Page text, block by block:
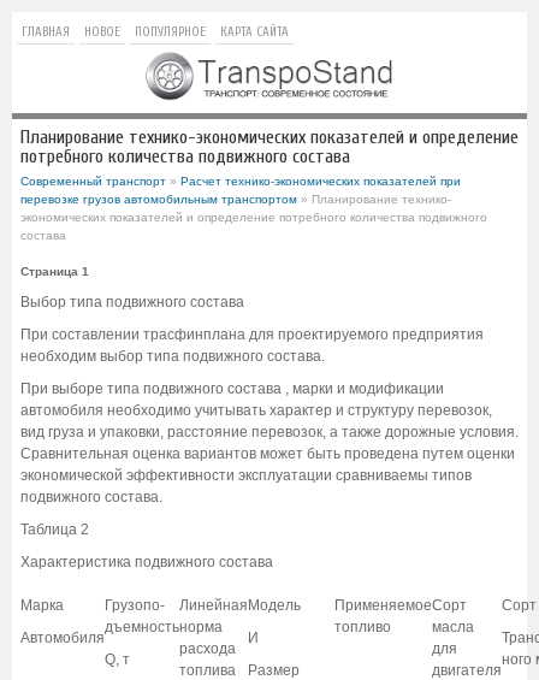
ГЛАВНАЯ НОВОЕ ПОПУЛЯРНОЕ КАРТА САЙТА
Планирование технико-экономических показателей и определение
потребного количества подвижного состава
Современный транспорт » Расчет технико-экономических показателей при
перевозке грузов автомобильным транспортом » Планирование технико-
экономических показателей и определение потребного количества подвижного
состава
Страница 1
Выбор типа подвижного состава
При составлении трасфинплана для проектируемого предприятия
необходим выбор типа подвижного состава.
При выборе типа подвижного состава , марки и модификации
автомобиля необходимо учитывать характер и структуру перевозок,
вид груза и упаковки, расстояние перевозок, а также дорожные условия.
Сравнительная оценка вариантов может быть проведена путем оценки
экономической эффективности эксплуатации сравниваемы типов
подвижного состава.
Таблица 2
Характеристика подвижного состава
Марка
Автомобиля
Грузопо-
дъемность
Q, т
Линейная
норма
расхода
топлива
Модель
И
Размер
Применяемое
топливо
Сорт
масла
для
двигателя
Сорт
ного